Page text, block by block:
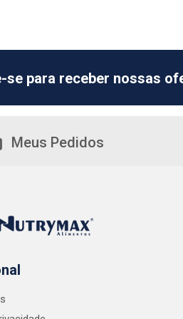
se para receber nossas
Meus Pedidos